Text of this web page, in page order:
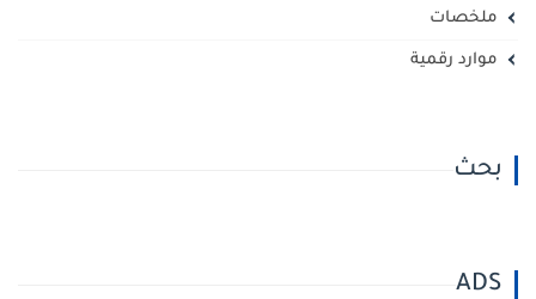
ملخصات
موارد رقمية
بحث
ADS